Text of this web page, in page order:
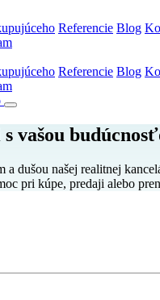
Referencie Blog
Referencie Blog
vašou
a dušou našej realitnej
pri kúpe, predaji alebo